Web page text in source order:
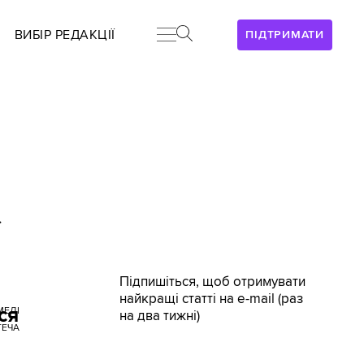
ПІДТРИМАТИ
ВИБІР РЕДАКЦІЇ
Підпишіться, щоб отримувати
найкращі статті на e-mail (раз
на два тижні)